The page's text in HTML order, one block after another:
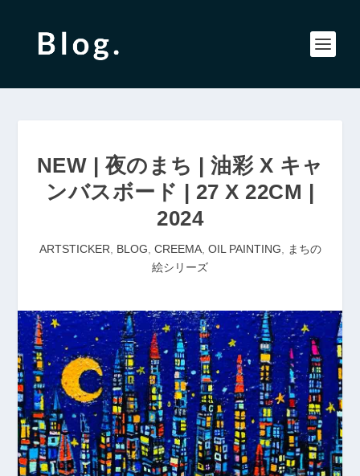
NEW | 夜のまち | 油彩 X キャ
ンバスボード | 27 X 22CM |
2024
ARTSTICKER BLOG CREEMA, OIL PAINTING
まちの
絵シリーズ